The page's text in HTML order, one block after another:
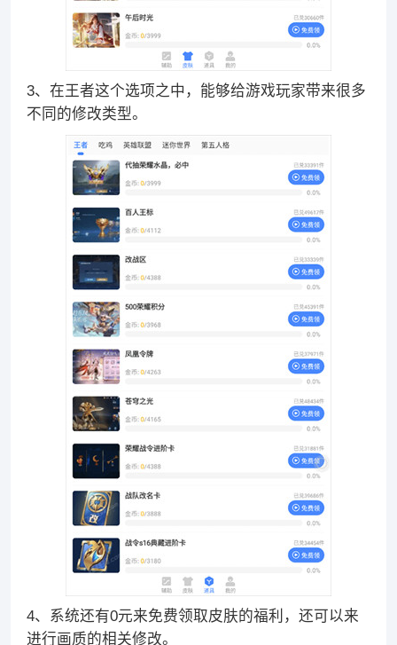
3、在王者这个选项之中，能够给游戏玩家带来很多
不同的修改类型。
4、系统还有0元来免费领取皮肤的福利，还可以来
进行画质的相关修改。